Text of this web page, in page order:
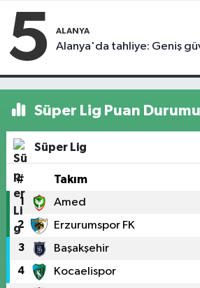
5 ALANYA
Alanya'da tahliye: Geniş
Süper Lig Puan Durumu
Süper Lig
# Takım
1 Amed
2 Erzurumspor FK
3 Başakşehir
4 Kocaelispor